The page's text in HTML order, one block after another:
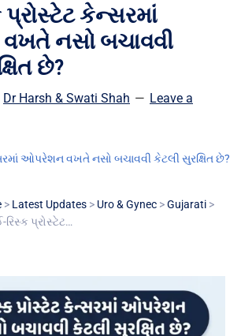
પ્રોસ્ટેટ કેન્સરમાં
નસો બચાવવી
છે?
Dr Harsh & Swati Shah
Leave a
ઓપરેશન વખતે નસો બચાવવી કેટલી સુરક્ષિત છે?
> Latest Updates > Uro & Gynec >Gujarati >
રિસ્ક પ્રોસ્ટેટ…